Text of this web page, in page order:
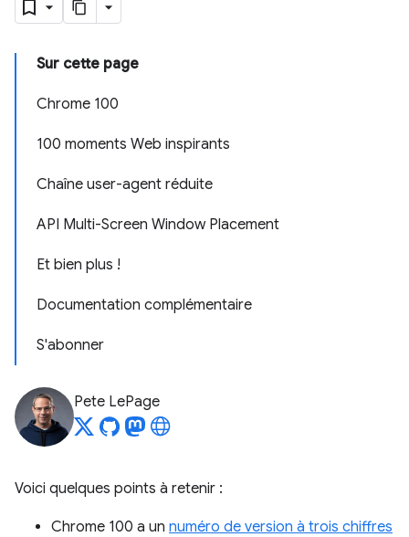
Sur cette page
Chrome 100
100 moments Web inspirants
Chaîne user-agent réduite
API Multi-Screen Window Placement
Et bien plus !
Documentation complémentaire
S'abonner
Pete LePage
Voici quelques points à retenir :
Chrome 100 a un numéro de version à trois chiffres